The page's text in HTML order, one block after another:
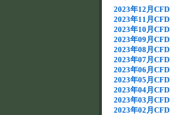
2023年12月
2023年11月
2023年10月
2023年09月
2023年08月
2023年07月
2023年06月
2023年05月
2023年04月
2023年03月
2023年02月